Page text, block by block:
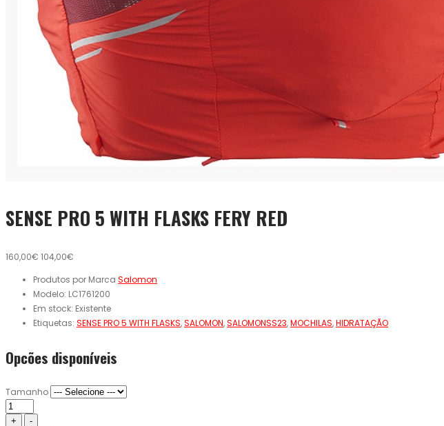
SENSE PRO 5 WITH FLASKS FERY RED
160,00€ 104,00€
Produtos por Marca Salomon
Modelo: LC1761200
Em stock: Existente
Etiquetas: SENSE PRO 5 WITH FLASKS,SALOMON,SALOMONSS23,MOCHILAS,HIDRATAÇÃO
Opcões disponíveis
Tamanho